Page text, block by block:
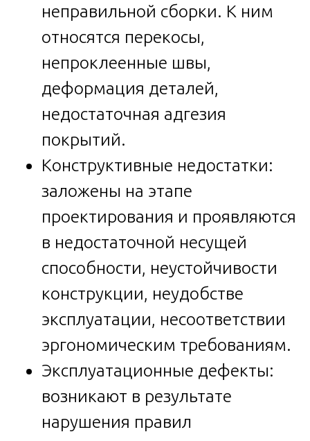
неправильной сборки. К ним
относятся перекосы,
непроклеенные швы,
деформация деталей,
недостаточная адгезия
покрытий.
Конструктивные недостатки:
заложены на этапе
проектирования и проявляются
в недостаточной несущей
способности, неустойчивости
конструкции, неудобстве
эксплуатации, несоответствии
эргономическим требованиям.
Эксплуатационные дефекты:
возникают в результате
нарушения правил